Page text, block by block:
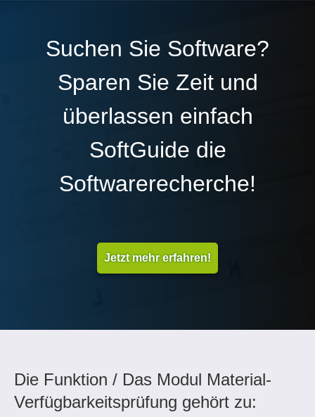
Suchen Sie Software?
Sparen Sie Zeit und
überlassen einfach
SoftGuide die
Softwarerecherche!
Jetzt mehr erfahren!
Die Funktion / Das Modul Material-
Verfügbarkeitsprüfung gehört zu: